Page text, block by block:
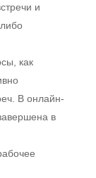
и
как
В онлайн-
в